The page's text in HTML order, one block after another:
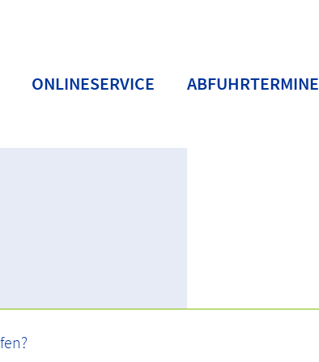
ONLINESERVICE ABFUHRTERMINE